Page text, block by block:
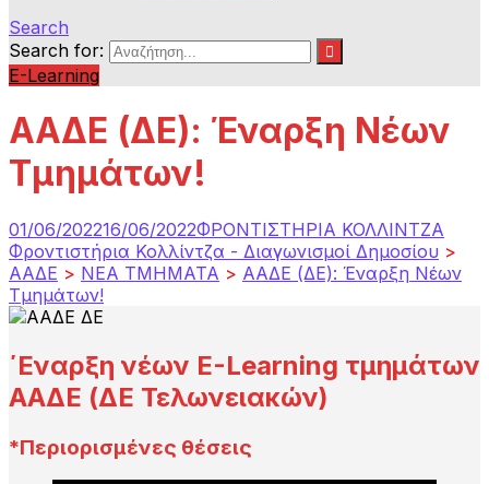
Search
Search for:
E-Learning
ΑΑΔΕ (ΔΕ): Έναρξη Νέων
Τμημάτων!
01/06/202216/06/2022ΦΡΟΝΤΙΣΤΗΡΙΑ ΚΟΛΛΙΝΤΖΑ
Φροντιστήρια Κολλίντζα - Διαγωνισμοί Δημοσίου >
ΑΑΔΕ > NEA TMHMATA > ΑΑΔΕ (ΔΕ): Έναρξη Νέων
Τμημάτων!
΄Εναρξη νέων E-Learning τμημάτων
ΑΑΔΕ (ΔΕ Τελωνειακών)
*Περιορισμένες θέσεις